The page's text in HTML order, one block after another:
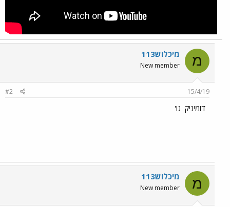
מ מיכלוש113
New member
15/4/19
#2
דומיניק גו'
מ מיכלוש113
New member